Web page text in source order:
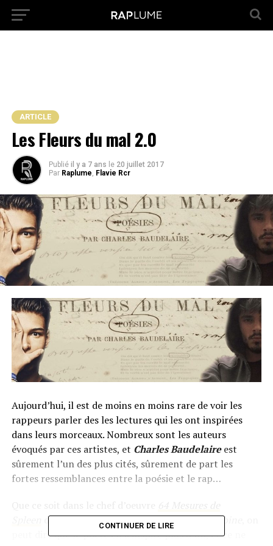
ARTICLE
Les Fleurs du mal 2.0
Publié il y a 7 ans le 20 juillet 2017
Par Raplume, Flavie Rcr
Aujourd’hui, il est de moins en moins rare de voir les
rappeurs parler des les lectures qui les ont inspirées
dans leurs morceaux. Nombreux sont les auteurs
évoqués par ces artistes, et Charles Baudelaireest
sûrement l’un des plus cités, sûrement de part les
fortes ressemblances entre la poésie et le rap…
deJazzy BazzouFleurs Du MaldeColumbine
peut dire que le poèteen a inspiré plus d’un, et ce ne
CONTINUER DE LIRE